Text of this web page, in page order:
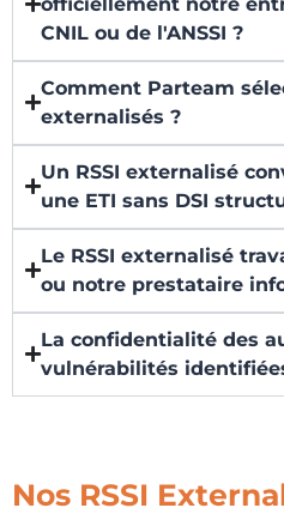
CNIL ou de l'ANSSI ?
Comment Parteam
externalisés ?
Un RSSI externalisé
une ETI sans DSI
Le RSSI externalisé
ou notre prestataire
La confidentialité des
vulnérabilités
Nos RSSI